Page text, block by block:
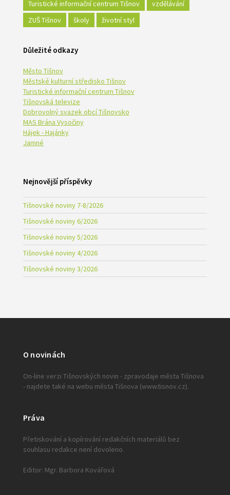
Turistické informační centrum Tišnov
vzdělávání
ZUŠ Tišnov
školy životní styl
Důležité odkazy
Město Tišnov
Městské kulturní středisko Tišnov
Turistické informační centrum Tišnov
Tišnovská televize
Dobrovolný svazek obcí Tišnovsko
MAS Brána Vysočiny
Hájek - Hajánky
Jamné
Nejnovější příspěvky
Tišnovské noviny 7-8/2026
Tišnovské noviny 6/2026
Tišnovské noviny 5/2026
Tišnovské noviny 4/2026
Tišnovské noviny 3/2026
O novinách
On-line verzi Tišnovských novin - zpravodaje města Tišnova
- najdete také na webu města Tišnova (www.tisnov.cz).
Práva
Přetiskování a kopírování redakčních materiálů bez
souhlasu redakce není dovoleno.
Editor: Mgr. Barbora Kovářová